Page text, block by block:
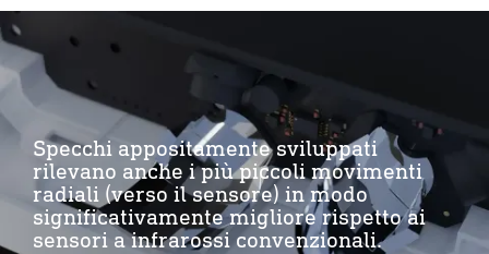
Specchi appositamente sviluppati
rilevano anche i più piccoli movimenti
radiali (verso il sensore) in modo
significativamente migliore rispetto ai
sensori a infrarossi convenzionali.